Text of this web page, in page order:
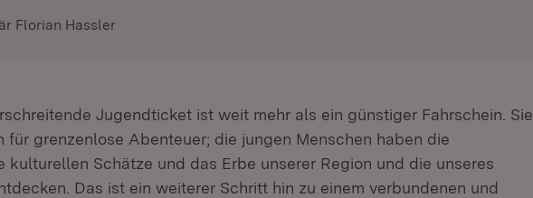
Florian Hassler
Jugendticket ist weit mehr als ein günstiger Fahrschein. Sie
für grenzenlose Abenteuer; die jungen Menschen haben die
kulturellen Schätze und das Erbe unserer Region und die unseres
Das ist ein weiterer Schritt hin zu einem verbundenen und